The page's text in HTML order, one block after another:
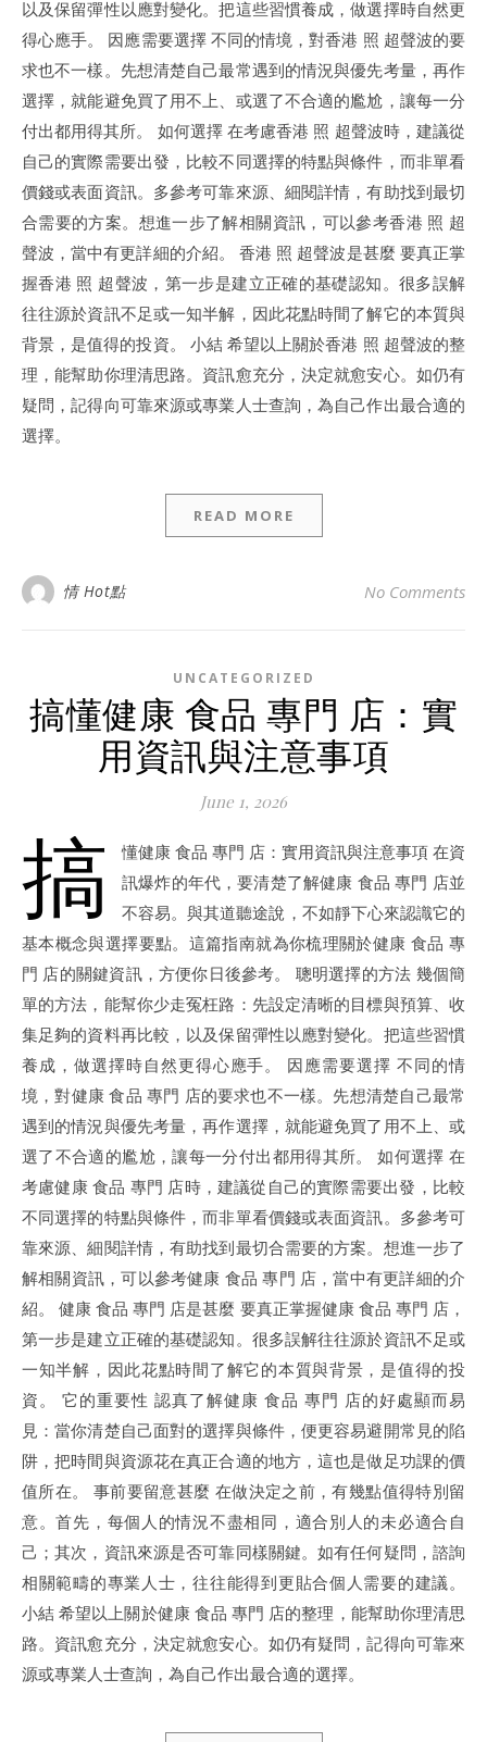
以及保留彈性以應對變化。把這些習慣養成，做選擇時自然更
得心應手。 因應需要選擇 不同的情境，對香港 照 超聲波的要
求也不一樣。先想清楚自己最常遇到的情況與優先考量，再作
選擇，就能避免買了用不上、或選了不合適的尷尬，讓每一分
付出都用得其所。 如何選擇 在考慮香港 照 超聲波時，建議從
自己的實際需要出發，比較不同選擇的特點與條件，而非單看
價錢或表面資訊。多參考可靠來源、細閱詳情，有助找到最切
合需要的方案。想進一步了解相關資訊，可以參考香港 照 超
聲波，當中有更詳細的介紹。 香港 照 超聲波是甚麼 要真正掌
握香港 照 超聲波，第一步是建立正確的基礎認知。很多誤解
往往源於資訊不足或一知半解，因此花點時間了解它的本質與
背景，是值得的投資。 小結 希望以上關於香港 照 超聲波的整
理，能幫助你理清思路。資訊愈充分，決定就愈安心。如仍有
疑問，記得向可靠來源或專業人士查詢，為自己作出最合適的
選擇。
READ MORE
情 Hot點 No Comments
UNCATEGORIZED
搞懂健康 食品 專門 店：實
用資訊與注意事項
June 1, 2026
搞
懂健康 食品 專門 店：實用資訊與注意事項 在資
訊爆炸的年代，要清楚了解健康 食品 專門 店並
不容易。與其道聽途說，不如靜下心來認識它的
基本概念與選擇要點。這篇指南就為你梳理關於健康 食品 專
門 店的關鍵資訊，方便你日後參考。 聰明選擇的方法 幾個簡
單的方法，能幫你少走冤枉路：先設定清晰的目標與預算、收
集足夠的資料再比較，以及保留彈性以應對變化。把這些習慣
養成，做選擇時自然更得心應手。 因應需要選擇 不同的情
境，對健康 食品 專門 店的要求也不一樣。先想清楚自己最常
遇到的情況與優先考量，再作選擇，就能避免買了用不上、或
選了不合適的尷尬，讓每一分付出都用得其所。 如何選擇 在
考慮健康 食品 專門 店時，建議從自己的實際需要出發，比較
不同選擇的特點與條件，而非單看價錢或表面資訊。多參考可
靠來源、細閱詳情，有助找到最切合需要的方案。想進一步了
解相關資訊，可以參考健康 食品 專門 店，當中有更詳細的介
紹。 健康 食品 專門 店是甚麼 要真正掌握健康 食品 專門 店，
第一步是建立正確的基礎認知。很多誤解往往源於資訊不足或
一知半解，因此花點時間了解它的本質與背景，是值得的投
資。 它的重要性 認真了解健康 食品 專門 店的好處顯而易
見：當你清楚自己面對的選擇與條件，便更容易避開常見的陷
阱，把時間與資源花在真正合適的地方，這也是做足功課的價
值所在。 事前要留意甚麼 在做決定之前，有幾點值得特別留
意。首先，每個人的情況不盡相同，適合別人的未必適合自
己；其次，資訊來源是否可靠同樣關鍵。如有任何疑問，諮詢
相關範疇的專業人士，往往能得到更貼合個人需要的建議。
小結 希望以上關於健康 食品 專門 店的整理，能幫助你理清思
路。資訊愈充分，決定就愈安心。如仍有疑問，記得向可靠來
源或專業人士查詢，為自己作出最合適的選擇。